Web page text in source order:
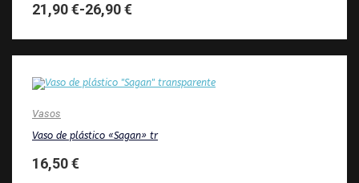
21,90€-26,90€
Vasos
Vaso de plástico «Sagan» tr
16,50€